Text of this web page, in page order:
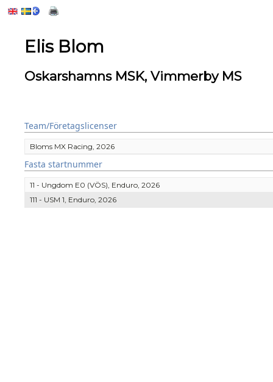
Elis Blom
Oskarshamns MSK, Vimmerby MS
Team/Företagslicenser
Bloms MX Racing, 2026
Fasta startnummer
11 - Ungdom E0 (VÖS), Enduro, 2026
111 - USM 1, Enduro, 2026